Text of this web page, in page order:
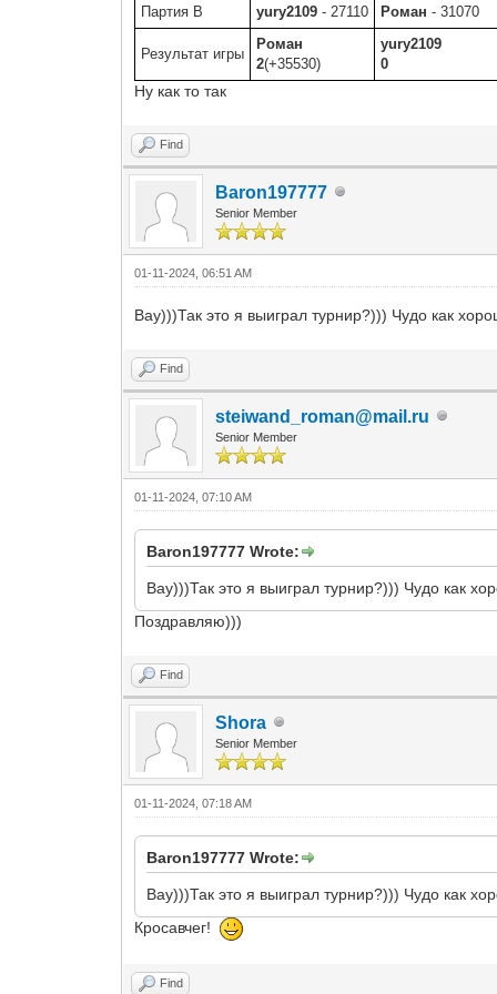
Партия B
yury2109 - 27110 Роман - 31070
Результат игры
Роман
2(+35530)
yury2109
0
Ну как то так
Find
Baron197777
Senior Member
01-11-2024, 06:51 AM
Вау)))Так это я выиграл турнир?))) Чудо как
Find
steiwand_roman@mail.ru
Senior Member
01-11-2024, 07:10 AM
Baron197777 Wrote:
Вау)))Так это я выиграл турнир?))) Чудо как
Поздравляю)))
Find
Shora
Senior Member
01-11-2024, 07:18 AM
Baron197777 Wrote:
Вау)))Так это я выиграл турнир?))) Чудо как
Кросавчег!
Find